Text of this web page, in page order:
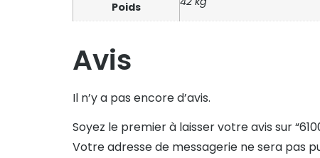
Poids
Avis
Il n’y a pas encore d’avis.
Soyez le premier à laisser votre avis sur
Votre adresse de messagerie ne sera pas